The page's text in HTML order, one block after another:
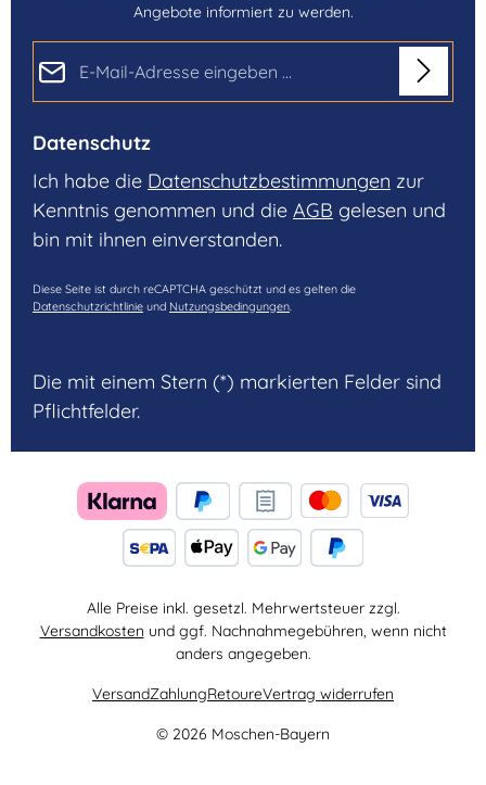
Angebote informiert zu werden.
Datenschutz
Ich habe die Datenschutzbestimmungen zur
Kenntnis genommen und die AGB gelesen und
bin mit ihnen einverstanden.
Diese Seite ist durch reCAPTCHA geschützt und es gelten die
Datenschutzrichtlinie und Nutzungsbedingungen
Die mit einem Stern (*) markierten Felder sind
Pflichtfelder.
Alle Preise inkl. gesetzl. Mehrwertsteuer zzgl.
Versandkosten und ggf. Nachnahmegebühren, wenn nicht
anders angegeben.
© 2026 Moschen-Bayern
VersandZahlungRetoureVertrag widerrufen